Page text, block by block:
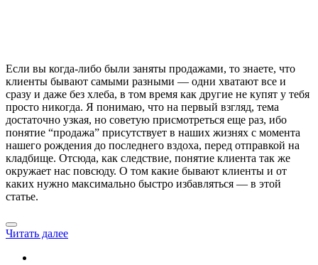
Если вы когда-либо были заняты продажами, то знаете, что
клиенты бывают самыми разными — одни хватают все и
сразу и даже без хлеба, в том время как другие не купят у тебя
просто никогда. Я понимаю, что на первый взгляд, тема
достаточно узкая, но советую присмотреться еще раз, ибо
понятие “продажа” присутствует в наших жизнях с момента
нашего рождения до последнего вздоха, перед отправкой на
кладбище. Отсюда, как следствие, понятие клиента так же
окружает нас повсюду. О том какие бывают клиенты и от
каких нужно максимально быстро избавляться — в этой
статье.
Читать далее